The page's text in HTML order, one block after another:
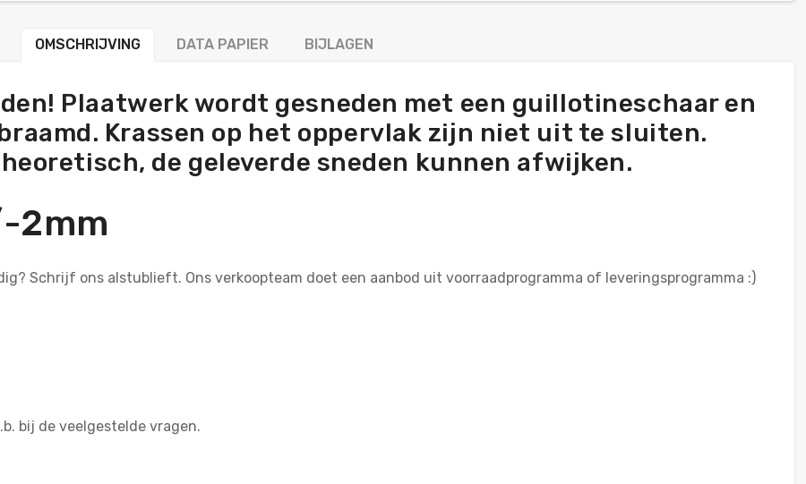
OMSCHRIJVING DATA PAPIER BIJLAGEN
Plaatwerk wordt gesneden met een guillotineschaar en
Krassen op het oppervlak zijn niet uit te sluiten.
de geleverde sneden kunnen afwijken.
2mm
Schrijf ons alstublieft. Ons verkoopteam doet een aanbod uit voorraadprogramma of leveringsprogramma :)
bij de veelgestelde vragen.